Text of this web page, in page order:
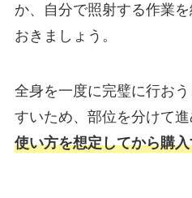
か、自分で照射する作業
おきましょう。
全身を一度に完璧に行お
すいため、部位を分けて進
使い方を想定してから購